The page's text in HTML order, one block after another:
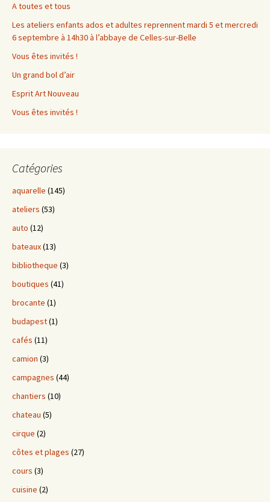
A toutes et tous
Les ateliers enfants ados et adultes reprennent mardi 5 et mercredi
6 septembre à 14h30 à l’abbaye de Celles-sur-Belle
Vous êtes invités !
Un grand bol d’air
Esprit Art Nouveau
Vous êtes invités !
Catégories
aquarelle (145)
ateliers (53)
auto (12)
bateaux(13)
bibliotheque (3)
boutiques (41)
brocante (1)
budapest(1)
cafés (11)
camion (3)
campagnes (44)
chantiers (10)
chateau (5)
cirque (2)
côtes et plages (27)
cours (3)
cuisine (2)